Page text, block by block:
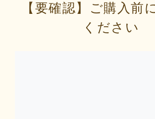
【要確認】ご購入前
ください